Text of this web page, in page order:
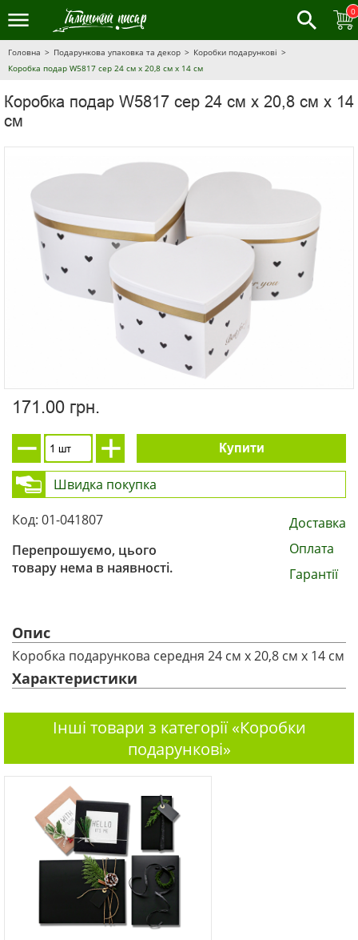
0
Головна Подарункова упаковка та декор
Коробки подарункові
Коробка подар W5817 сер 24 см х 20,8 см х 14 см
Коробка подар W5817 сер 24 см х 20,8 см х 14
см
171.00 грн.
Купити
Швидка покупка
Код: 01-041807
Перепрошуємо, цього
товару нема в наявності.
Доставка
Оплата
Гарантії
Опис
Коробка подарункова середня 24 см х 20,8 см х 14 см
Характеристики
Інші товари з категорії «Коробки
подарункові»